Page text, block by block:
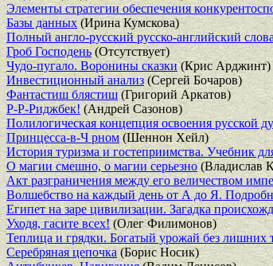
Элементы стратегии обеспечения
Базы данных (Ирина Кумскова)
Полный англо-русский русско-английский
Гроб Господень (Отсутствует)
Чудо-пугало. Воронины сказки(Крис Арджинт)
Инвестиционный анализ (Сергей Бочаров)
Фантастиш блястиш(Григорий Аркатов)
Р-Р-Риджбек! (Андрей Сазонов)
Полилогическая концепция освоения русской
Принцесса-в-Ч рном(Шеннон Хейл)
История туризма и гостеприимства. Учебник
О магии смешно, о магии серьезно(Владислав
Акт разграничения между его величеством
Волшебство на каждый день от А до Я.
Египет на заре цивилизации. Загадка
Уходя, гасите всех! (Олег Филимонов)
Теплица и грядки. Богатый урожай без лишних
Серебряная цепочка (Борис Носик)